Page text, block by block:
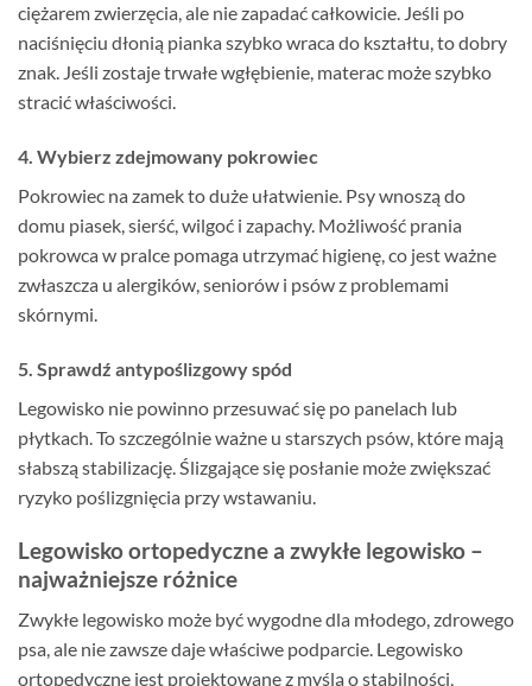
ciężarem zwierzęcia, ale nie zapadać całkowicie. Jeśli po
naciśnięciu dłonią pianka szybko wraca do kształtu, to dobry
znak. Jeśli zostaje trwałe wgłębienie, materac może szybko
stracić właściwości.
4. Wybierz zdejmowany pokrowiec
Pokrowiec na zamek to duże ułatwienie. Psy wnoszą do
domu piasek, sierść, wilgoć i zapachy. Możliwość prania
pokrowca w pralce pomaga utrzymać higienę, co jest ważne
zwłaszcza u alergików, seniorów i psów z problemami
skórnymi.
5. Sprawdź antypoślizgowy spód
Legowisko nie powinno przesuwać się po panelach lub
płytkach. To szczególnie ważne u starszych psów, które mają
słabszą stabilizację. Ślizgające się posłanie może zwiększać
ryzyko poślizgnięcia przy wstawaniu.
Legowisko ortopedyczne a zwykłe legowisko –
najważniejsze różnice
Zwykłe legowisko może być wygodne dla młodego, zdrowego
psa, ale nie zawsze daje właściwe podparcie. Legowisko
ortopedyczne jest projektowane z myślą o stabilności,